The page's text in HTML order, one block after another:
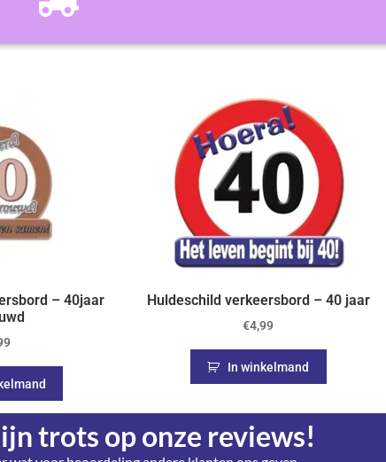
– 40jaar
Huldeschild verkeersbord – 40 jaar
€4,99
In winkelmand
trots op onze reviews!